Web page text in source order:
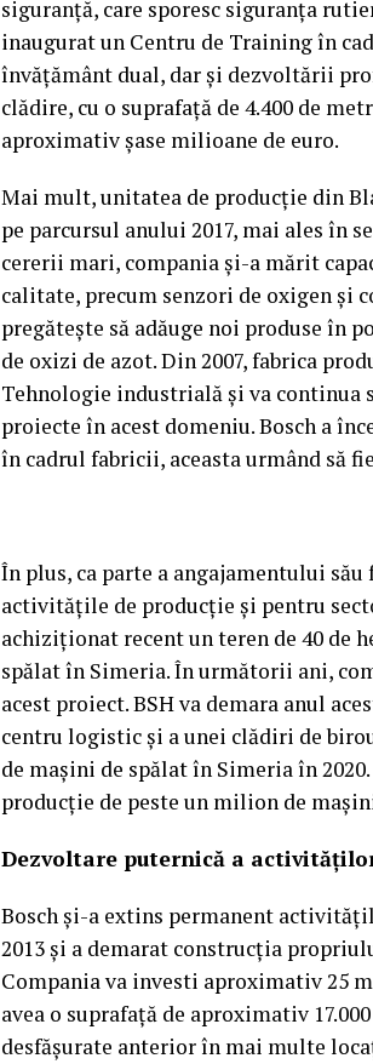
siguranţă, care sporesc siguranţa
inaugurat un Centru de Training în
învăţământ dual, dar şi dezvoltării
clădire, cu o suprafaţă de 4.400 de
aproximativ şase milioane de euro.
Mai mult, unitatea de producţie din
pe parcursul anului 2017, mai ales
cererii mari, compania şi-a mărit
calitate, precum senzori de oxigen şi
pregăteşte să adăuge noi produse în
de oxizi de azot. Din 2007, fabrica
Tehnologie industrială şi va continua
proiecte în acest domeniu. Bosch a
în cadrul fabricii, aceasta urmând să
În plus, ca parte a angajamentului său
activităţile de producţie şi pentru
achiziţionat recent un teren de 40 de
spălat în Simeria. În următorii ani,
acest proiect. BSH va demara anul
centru logistic şi a unei clădiri de
de maşini de spălat în Simeria în
producţie de peste un milion de
Dezvoltare puternică a
Bosch şi-a extins permanent
2013 şi a demarat construcţia
Compania va investi aproximativ 25
avea o suprafaţă de aproximativ
desfăşurate anterior în mai multe